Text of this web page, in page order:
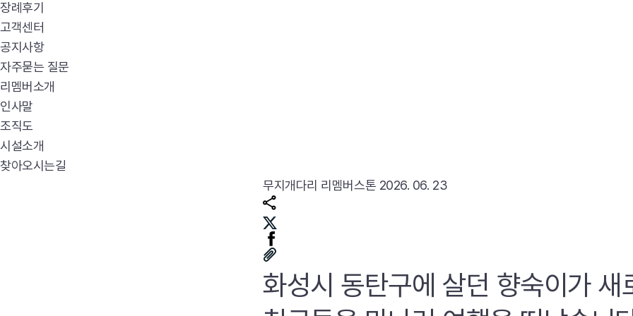
장례후기
고객센터
공지사항
자주묻는 질문
리멤버소개
인사말
조직도
시설소개
찾아오시는길
무지개다리 리멤버스톤 2026. 06. 23
화성시 동탄구에 살던 향숙이가 새